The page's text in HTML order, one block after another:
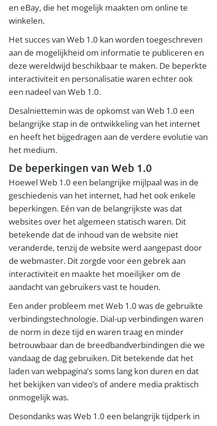
en eBay, die het mogelijk maakten om online te
winkelen.
Het succes van Web 1.0 kan worden toegeschreven
aan de mogelijkheid om informatie te publiceren en
deze wereldwijd beschikbaar te maken. De beperkte
interactiviteit en personalisatie waren echter ook
een nadeel van Web 1.0.
Desalniettemin was de opkomst van Web 1.0 een
belangrijke stap in de ontwikkeling van het internet
en heeft het bijgedragen aan de verdere evolutie van
het medium.
De beperkingen van Web 1.0
Hoewel Web 1.0 een belangrijke mijlpaal was in de
geschiedenis van het internet, had het ook enkele
beperkingen. Eén van de belangrijkste was dat
websites over het algemeen statisch waren. Dit
betekende dat de inhoud van de website niet
veranderde, tenzij de website werd aangepast door
de webmaster. Dit zorgde voor een gebrek aan
interactiviteit en maakte het moeilijker om de
aandacht van gebruikers vast te houden.
Een ander probleem met Web 1.0 was de gebruikte
verbindingstechnologie. Dial-up verbindingen waren
de norm in deze tijd en waren traag en minder
betrouwbaar dan de breedbandverbindingen die we
vandaag de dag gebruiken. Dit betekende dat het
laden van webpagina’s soms lang kon duren en dat
het bekijken van video’s of andere media praktisch
onmogelijk was.
Desondanks was Web 1.0 een belangrijk tijdperk in